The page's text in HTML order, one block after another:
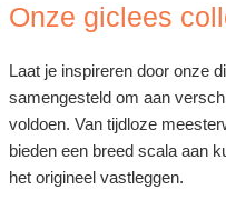
Onze giclees
Laat je inspireren door onze
samengesteld om aan
voldoen. Van tijdloze
bieden een breed scala aan
het origineel vastleggen.